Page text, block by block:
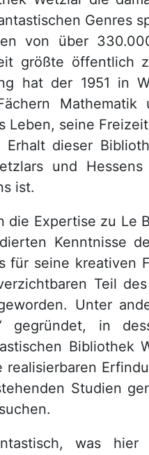
Genres
von über
größte öffentlich
hat der 1951 in
Leben, seine
Erhalt dieser
und
ist.
die Expertise zu Le
Kenntnisse
für seine kreativen
Teil
Unter
gegründet, in
Bibliothek
Studien
was